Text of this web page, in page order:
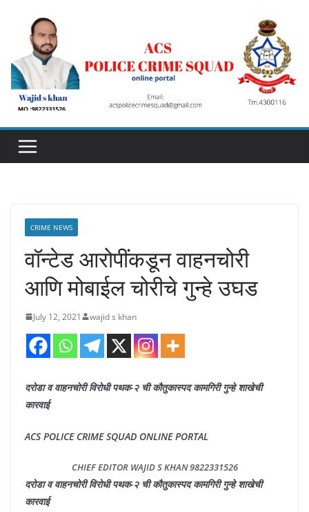
content
CRIME NEWS
वॉन्टेड आरोपींकडून वाहनचोरी
आणि मोबाईल चोरीचे गुन्हे उघड
July 12, 2021 wajid s khan
दरोडा व वाहनचोरी विरोधी पथक-२ ची कौतुकास्पद कामगिरी गुन्हे शाखेची
कारवाई
ACS POLICE CRIME SQUAD ONLINE PORTAL
CHIEF EDITOR WAJID S KHAN 9822331526
दरोडा व वाहनचोरी विरोधी पथक-२ ची कौतुकास्पद कामगिरी गुन्हे शाखेची
कारवाई